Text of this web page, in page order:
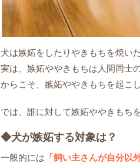
犬は嫉妬をしたりやきもちを焼い
実は、嫉妬ややきもちは人間同士
からこそ、嫉妬ややきもちを起こし
では、誰に対して嫉妬ややきもち
◆犬が嫉妬する対象は？
一般的には 「飼い主さんが自分以